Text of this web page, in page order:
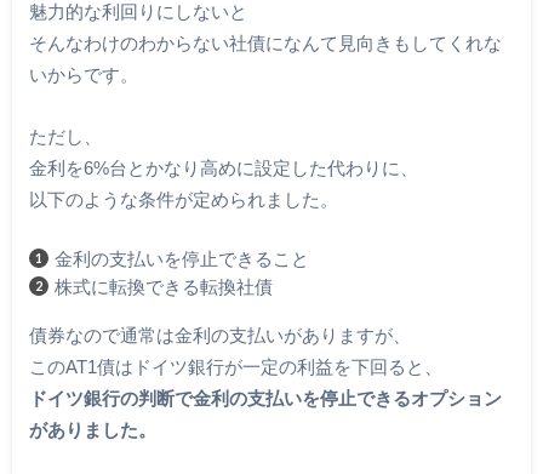
魅力的な利回りにしないと
そんなわけのわからない社債になんて見向きもしてくれな
いからです。
ただし、
金利を6%台とかなり高めに設定した代わりに、
以下のような条件が定められました。
金利の支払いを停止できること
株式に転換できる転換社債
債券なので通常は金利の支払いがありますが、
このAT1債はドイツ銀行が一定の利益を下回ると、
ドイツ銀行の判断で金利の支払いを停止できるオプション
がありました。